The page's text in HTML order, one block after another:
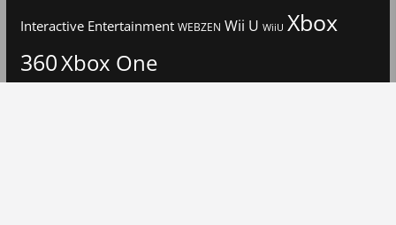
Interactive Entertainment WEBZEN Wii U WiiU Xbox
360Xbox One